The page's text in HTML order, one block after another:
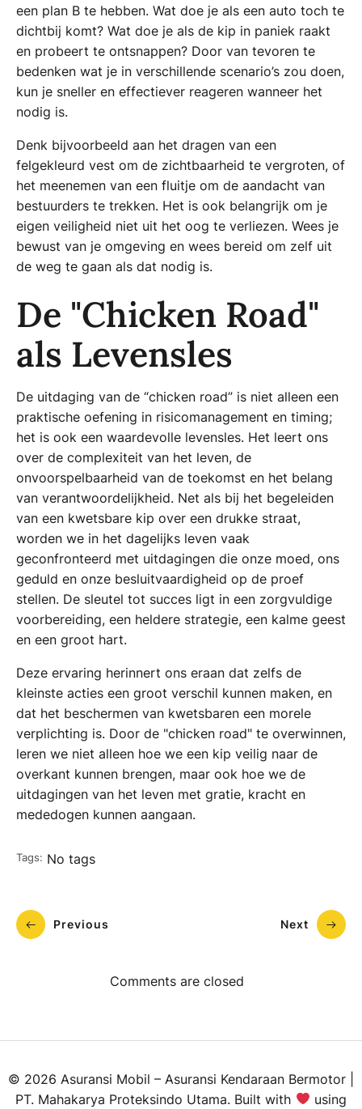
een plan B te hebben. Wat doe je als een auto toch te
dichtbij komt? Wat doe je als de kip in paniek raakt
en probeert te ontsnappen? Door van tevoren te
bedenken wat je in verschillende scenario’s zou doen,
kun je sneller en effectiever reageren wanneer het
nodig is.
Denk bijvoorbeeld aan het dragen van een
felgekleurd vest om de zichtbaarheid te vergroten, of
het meenemen van een fluitje om de aandacht van
bestuurders te trekken. Het is ook belangrijk om je
eigen veiligheid niet uit het oog te verliezen. Wees je
bewust van je omgeving en wees bereid om zelf uit
de weg te gaan als dat nodig is.
De "Chicken Road"
als Levensles
De uitdaging van de “chicken road” is niet alleen een
praktische oefening in risicomanagement en timing;
het is ook een waardevolle levensles. Het leert ons
over de complexiteit van het leven, de
onvoorspelbaarheid van de toekomst en het belang
van verantwoordelijkheid. Net als bij het begeleiden
van een kwetsbare kip over een drukke straat,
worden we in het dagelijks leven vaak
geconfronteerd met uitdagingen die onze moed, ons
geduld en onze besluitvaardigheid op de proef
stellen. De sleutel tot succes ligt in een zorgvuldige
voorbereiding, een heldere strategie, een kalme geest
en een groot hart.
Deze ervaring herinnert ons eraan dat zelfs de
kleinste acties een groot verschil kunnen maken, en
dat het beschermen van kwetsbaren een morele
verplichting is. Door de "chicken road" te overwinnen,
leren we niet alleen hoe we een kip veilig naar de
overkant kunnen brengen, maar ook hoe we de
uitdagingen van het leven met gratie, kracht en
mededogen kunnen aangaan.
Tags: No tags
Previous Next
Comments are closed
© 2026 Asuransi Mobil – Asuransi Kendaraan Bermotor |
PT. Mahakarya Proteksindo Utama. Built with
using